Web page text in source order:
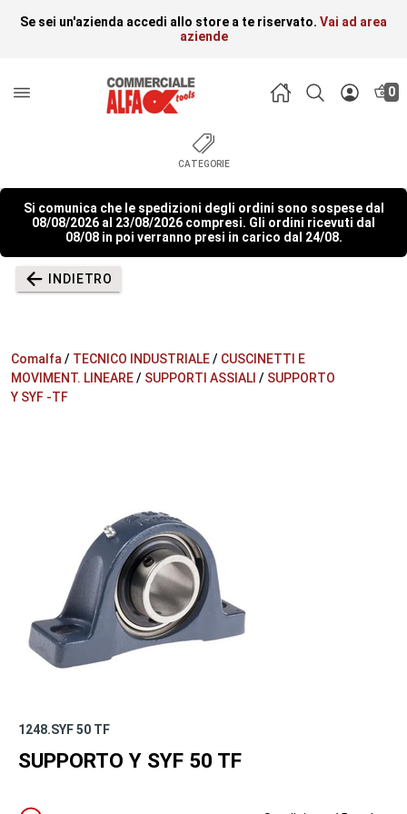
Se sei un'azienda accedi allo store a te riservato. Vai ad area
aziende
0
CATEGORIE
Si comunica che le spedizioni degli ordini sono sospese dal
08/08/2026 al 23/08/2026 compresi. Gli ordini ricevuti dal
08/08 in poi verranno presi in carico dal 24/08.
INDIETRO
Comalfa / TECNICO INDUSTRIALE/ CUSCINETTI E
MOVIMENT. LINEARE/ SUPPORTI ASSIALI / SUPPORTO
Y SYF -TF
1248.SYF 50 TF
SUPPORTO Y SYF 50 TF